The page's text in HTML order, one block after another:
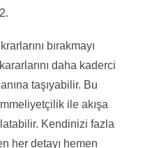
bırakmayı
daha kaderci
taşıyabilir. Bu
ile akışa
Kendinizi fazla
her detayı hemen